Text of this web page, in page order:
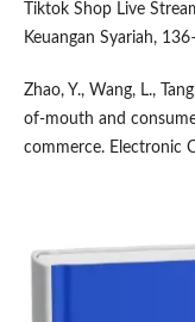
Tiktok Shop Live
Keuangan Syariah,
Zhao, Y., Wang, L.,
of-mouth and
commerce. Electronic